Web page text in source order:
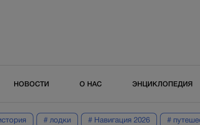
НОВОСТИ О НАС ЭНЦИКЛОПЕДИЯ
# лодки # Навигация 2026 #